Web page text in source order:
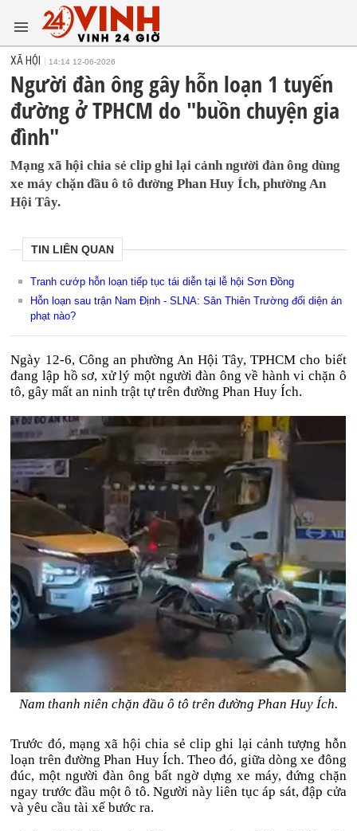
XÃ HỘI 14:14 12-06-2026
Người đàn ông gây hỗn loạn 1 tuyến
đường ở TPHCM do "buồn chuyện gia
đình"
Mạng xã hội chia sẻ clip ghi lại cảnh người đàn ông dùng
xe máy chặn đầu ô tô đường Phan Huy Ích, phường An
Hội Tây.
TIN LIÊN QUAN
Tranh cướp hỗn loạn tiếp tục tái diễn tại lễ hội Sơn Đồng
Hỗn loạn sau trận Nam Định - SLNA: Sân Thiên Trường đối diện án
phạt nào?
Ngày 12-6, Công an phường An Hội Tây, TPHCM cho biết
đang lập hồ sơ, xử lý một người đàn ông về hành vi chặn ô
tô, gây mất an ninh trật tự trên đường Phan Huy Ích.
Nam thanh niên chặn đầu ô tô trên đường Phan Huy Ích.
Trước đó, mạng xã hội chia sẻ clip ghi lại cảnh tượng hỗn
loạn trên đường Phan Huy Ích. Theo đó, giữa dòng xe đông
đúc, một người đàn ông bất ngờ dựng xe máy, đứng chặn
ngay trước đầu một ô tô. Người này liên tục áp sát, đập cửa
và yêu cầu tài xế bước ra.